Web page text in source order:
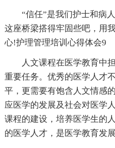
“信任”是我们护士和病人
这座桥梁搭得牢固些吧，用
心!护理管理培训心得体会9
人文课程在医学教育中担
重要任务。优秀的医学人才
平，更需要有饱含人文情感
应医学的发展及社会对医学
课程的建设，培养医学生的
的医学人才，是医学教育发